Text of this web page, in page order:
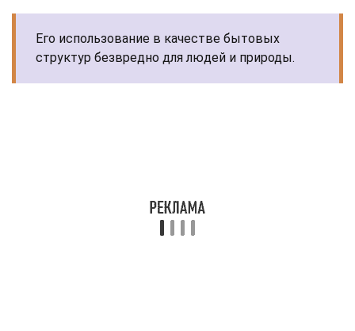
Его использование в качестве бытовых
структур безвредно для людей и природы.